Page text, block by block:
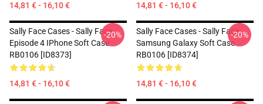
14,81 € - 16,10 € 14,81 € - 16,10 €
Sally Face Cases - Sally Face
Episode 4 IPhone Soft Case
RB0106 [ID8373]
14,81 € - 16,10 €
-20%
Sally Face Cases - Sally Face
Samsung Galaxy Soft Case
RB0106 [ID8374]
14,81 € - 16,10 €
-20%